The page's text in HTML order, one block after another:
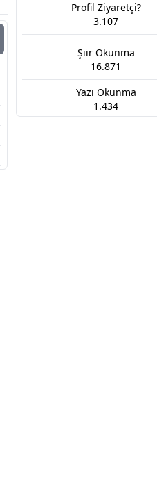
Profil Ziyaretçi?
3.107
Şiir Okunma
16.871
Yazı Okunma
1.434